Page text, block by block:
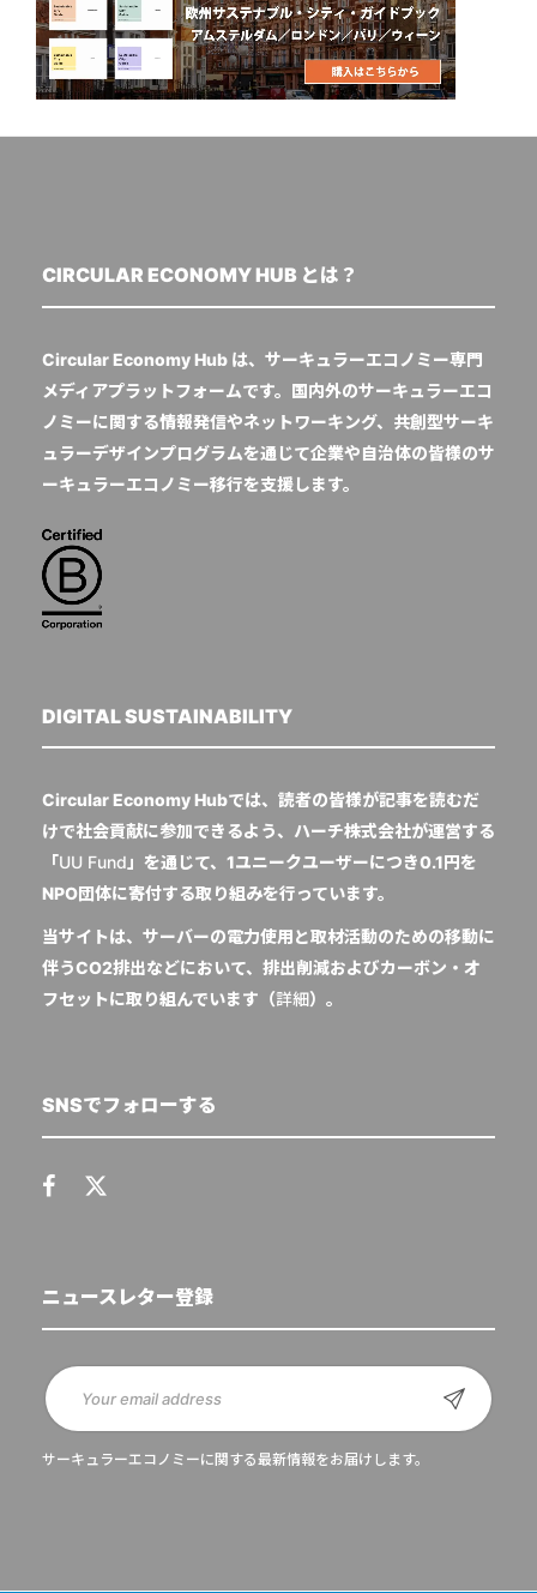
CIRCULAR ECONOMY HUB とは？
Circular Economy Hub は、サーキュラーエコノミー専門
メディアプラットフォームです。国内外のサーキュラーエコ
ノミーに関する情報発信やネットワーキング、共創型サーキ
ュラーデザインプログラムを通じて企業や自治体の皆様のサ
ーキュラーエコノミー移行を支援します。
DIGITAL SUSTAINABILITY
Circular Economy Hubでは、読者の皆様が記事を読むだ
けで社会貢献に参加できるよう、ハーチ株式会社が運営する
「UU Fund 」を通じて、1ユニークユーザーにつき0.1円を
NPO団体に寄付する取り組みを行っています。
当サイトは、サーバーの電力使用と取材活動のための移動に
伴うCO2排出などにおいて、排出削減およびカーボン・オ
フセットに取り組んでいます（詳細）。
SNSでフォローする
ニュースレター登録
サーキュラーエコノミーに関する最新情報をお届けします。